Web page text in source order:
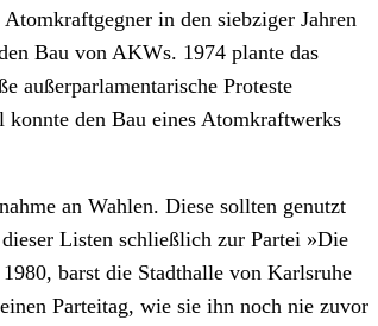
in den siebziger Jahren
Bau von AKWs. 1974 plante das
außerparlamentarische Proteste
konnte den Bau eines Atomkraftwerks
an Wahlen. Diese sollten genutzt
Listen schließlich zur Partei »Die
barst die Stadthalle von Karlsruhe
Parteitag, wie sie ihn noch nie zuvor